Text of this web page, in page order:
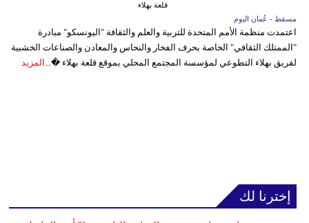
قلعة بهلاء
مسقط - عُمان اليوم
اعتمدت منظمة الأمم المتحدة للتربية والعلم والثقافة "اليونسكو" مبادرة
"الممتلك الثقافي" الخاصة بحرف الفخار والنحاس والمعادن والصناعات الخشبية
لفريق بهلاء التطوعي لمؤسسة المجتمع المحلي بموقع قلعة بهلاء �... المزيد
إخترنا لك